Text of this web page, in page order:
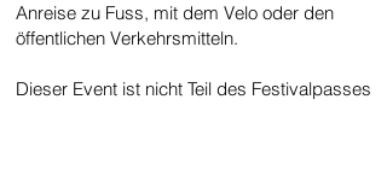
Anreise zu Fuss, mit dem Velo oder den
öffentlichen Verkehrsmitteln.
Dieser Event ist nicht Teil des Festivalpasses